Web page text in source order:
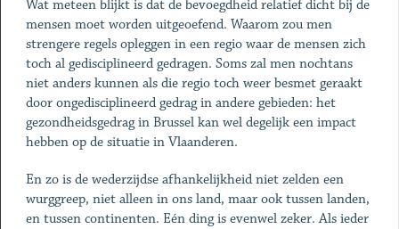
Wat meteen blijkt is dat de bevoegdheid relatief dicht bij de
mensen moet worden uitgeoefend. Waarom zou men
strengere regels opleggen in een regio waar de mensen zich
toch al gedisciplineerd gedragen. Soms zal men nochtans
niet anders kunnen als die regio toch weer besmet geraakt
door ongedisciplineerd gedrag in andere gebieden: het
gezondheidsgedrag in Brussel kan wel degelijk een impact
hebben op de situatie in Vlaanderen.
En zo is de wederzijdse afhankelijkheid niet zelden een
wurggreep, niet alleen in ons land, maar ook tussen landen,
en tussen continenten. Eén ding is evenwel zeker. Als ieder